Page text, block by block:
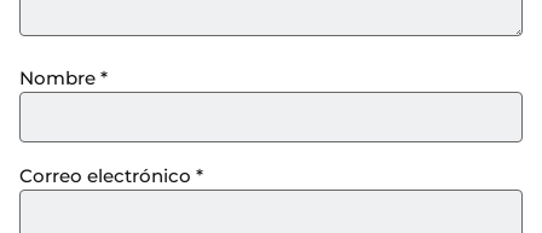
Nombre *
Correo electrónico *